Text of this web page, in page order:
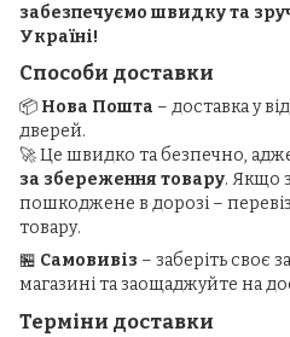
забезпечуємо швидку та
Україні!
Способи доставки
📦 Нова Пошта – доставка у
дверей.
🚀 Це швидко та безпечно,
за збереження товару. Якщо
пошкоджене в дорозі –
товару.
🏪 Самовивіз – заберіть своє
магазині та заощаджуйте на
Терміни доставки